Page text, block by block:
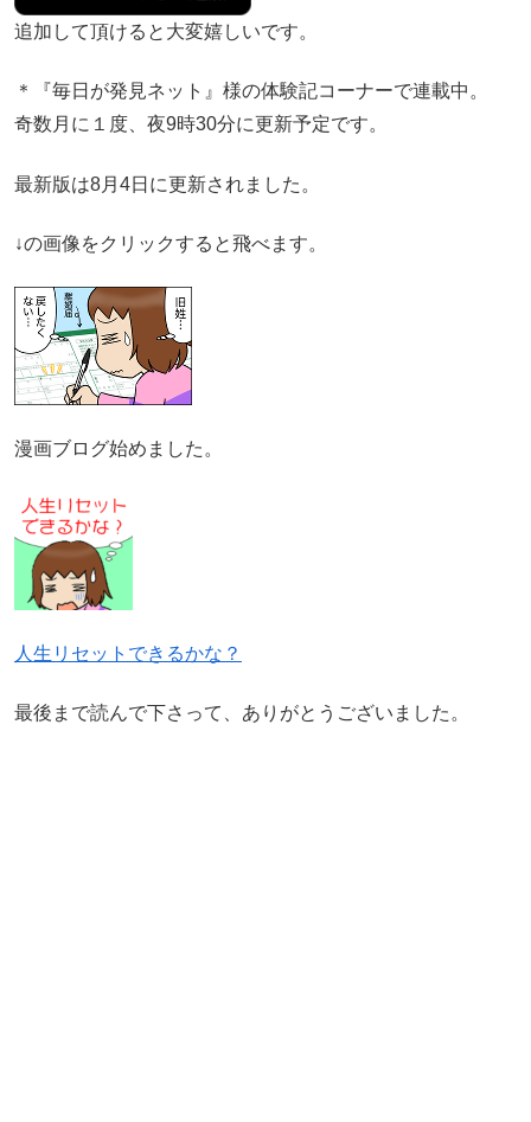
追加して頂けると大変嬉しいです。
＊『毎日が発見ネット』様の体験記コーナーで連載中。
奇数月に１度、夜9時30分に更新予定です。
最新版は8月4日に更新されました。
↓の画像をクリックすると飛べます。
漫画ブログ始めました。
人生リセットできるかな？
最後まで読んで下さって、ありがとうございました。